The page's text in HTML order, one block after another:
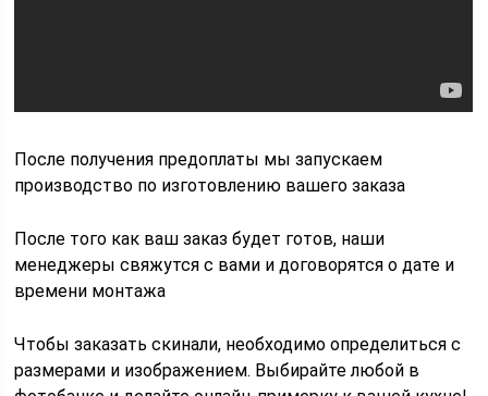
После получения предоплаты мы запускаем
производство по изготовлению вашего заказа
После того как ваш заказ будет готов, наши
менеджеры свяжутся с вами и договорятся о дате и
времени монтажа
Чтобы заказать скинали, необходимо определиться с
размерами и изображением. Выбирайте любой в